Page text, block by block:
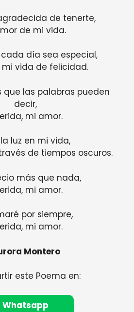
de tenerte,
de mi vida.
día sea especial,
vida de felicidad.
que las palabras pueden
decir,
mi amor.
luz en mi vida,
de tiempos oscuros.
más que nada,
mi amor.
por siempre,
mi amor.
Montero
este Poema en:
Whatsapp